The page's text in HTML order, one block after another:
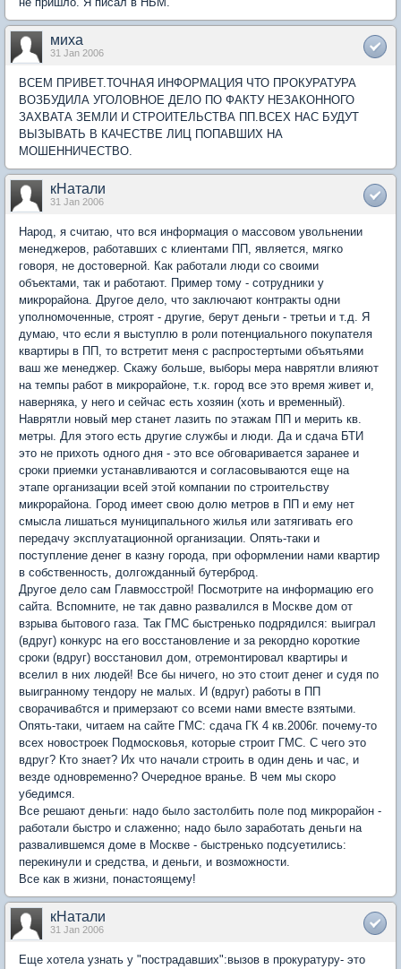
миха
31 Jan 2006
ВСЕМ ПРИВЕТ.ТОЧНАЯ ИНФОРМАЦИЯ ЧТО ПРОКУРАТУРА
ВОЗБУДИЛА УГОЛОВНОЕ ДЕЛО ПО ФАКТУ НЕЗАКОННОГО
ЗАХВАТА ЗЕМЛИ И СТРОИТЕЛЬСТВА ПП.ВСЕХ НАС БУДУТ
ВЫЗЫВАТЬ В КАЧЕСТВЕ ЛИЦ ПОПАВШИХ НА
МОШЕННИЧЕСТВО.
кНатали
31 Jan 2006
Народ, я считаю, что вся информация о массовом увольнении
менеджеров, работавших с клиентами ПП, является, мягко
говоря, не достоверной. Как работали люди со своими
объектами, так и работают. Пример тому - сотрудники у
микрорайона. Другое дело, что заключают контракты одни
уполномоченные, строят - другие, берут деньги - третьи и т.д. Я
думаю, что если я выступлю в роли потенциального покупателя
квартиры в ПП, то встретит меня с распростертыми объятьями
ваш же менеджер. Скажу больше, выборы мера наврятли влияют
на темпы работ в микрорайоне, т.к. город все это время живет и,
наверняка, у него и сейчас есть хозяин (хоть и временный).
Наврятли новый мер станет лазить по этажам ПП и мерить кв.
метры. Для этого есть другие службы и люди. Да и сдача БТИ
это не прихоть одного дня - это все обговаривается заранее и
сроки приемки устанавливаются и согласовываются еще на
этапе организации всей этой компании по строительству
микрорайона. Город имеет свою долю метров в ПП и ему нет
смысла лишаться муниципального жилья или затягивать его
передачу эксплуатационной организации. Опять-таки и
поступление денег в казну города, при оформлении нами квартир
в собственность, долгожданный бутерброд.
Другое дело сам Главмосстрой! Посмотрите на информацию его
сайта. Вспомните, не так давно развалился в Москве дом от
взрыва бытового газа. Так ГМС быстренько подрядился: выиграл
(вдруг) конкурс на его восстановление и за рекордно короткие
сроки (вдруг) восстановил дом, отремонтировал квартиры и
вселил в них людей! Все бы ничего, но это стоит денег и судя по
выигранному тендору не малых. И (вдруг) работы в ПП
сворачивабтся и примерзают со всеми нами вместе взятыми.
Опять-таки, читаем на сайте ГМС: сдача ГК 4 кв.2006г. почему-то
всех новостроек Подмосковья, которые строит ГМС. С чего это
вдруг? Кто знает? Их что начали строить в один день и час, и
везде одновременно? Очередное вранье. В чем мы скоро
убедимся.
Все решают деньги: надо было застолбить поле под микрорайон -
работали быстро и слаженно; надо было заработать деньги на
развалившемся доме в Москве - быстренько подсуетились:
перекинули и средства, и деньги, и возможности.
Все как в жизни, понастоящему!
кНатали
31 Jan 2006
Еще хотела узнать у "пострадавших":вызов в прокуратуру- это